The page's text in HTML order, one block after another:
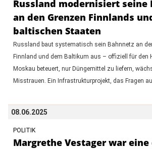
Russland modernisiert seine
an den Grenzen Finnlands
baltischen Staaten
Russland baut systematisch sein Bahnnetz an
Finnland und dem Baltikum aus – offiziell für den
Moskau beteuert, nur Düngemittel zu liefern,
Misstrauen. Ein Infrastrukturprojekt, das Fragen
08.06.2025
POLITIK
Margrethe Vestager war eine